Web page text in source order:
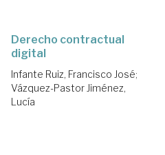
Derecho contractual
digital
Infante Ruiz, Francisco José;
Vázquez-Pastor Jiménez,
Lucía